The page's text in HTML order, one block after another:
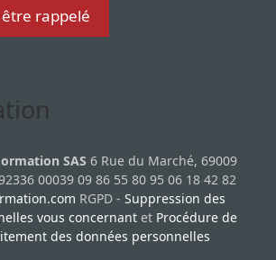
SAS 6 Rue du Marché, 69009
00039 09 86 55 80 95 06 18 42 82
RGPD - Suppression des
vous concernant et Procédure de
des données personnelles